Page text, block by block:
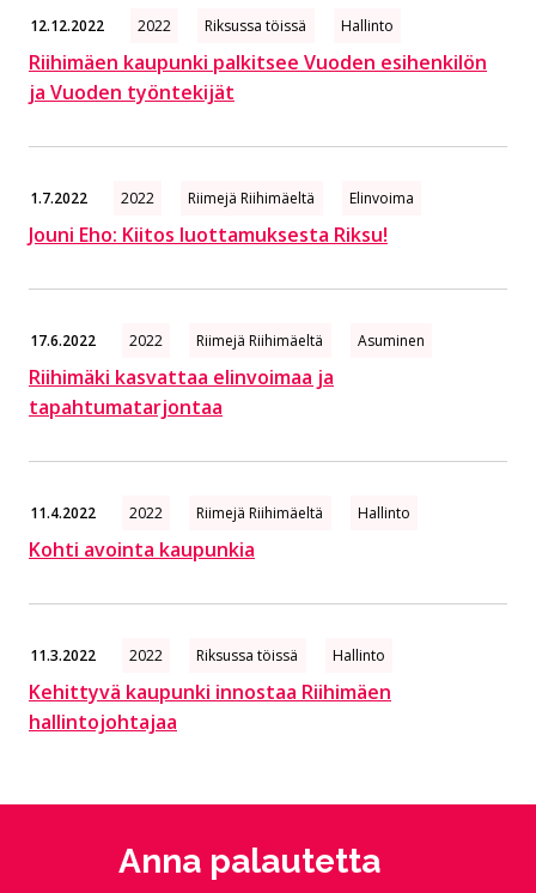
12.12.2022 2022 Riksussa töissä Hallinto
Riihimäen kaupunki palkitsee Vuoden esihenkilön
ja Vuoden työntekijät
1.7.2022 2022 Riimejä Riihimäeltä Elinvoima
Jouni Eho: Kiitos luottamuksesta Riksu!
17.6.2022 2022 Riimejä Riihimäeltä Asuminen
Riihimäki kasvattaa elinvoimaa ja
tapahtumatarjontaa
11.4.2022 2022 Riimejä Riihimäeltä Hallinto
Kohti avointa kaupunkia
11.3.2022 2022 Riksussa töissä Hallinto
Kehittyvä kaupunki innostaa Riihimäen
hallintojohtajaa
Anna palautetta